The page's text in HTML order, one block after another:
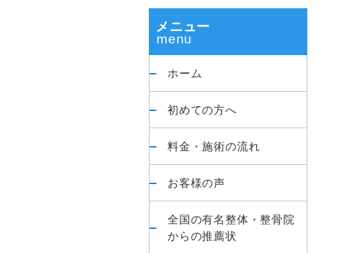
ド
バ
ー
メニュー
ホーム
初めての方へ
料金・施術の流れ
お客様の声
全国の有名整体・整骨院
からの推薦状